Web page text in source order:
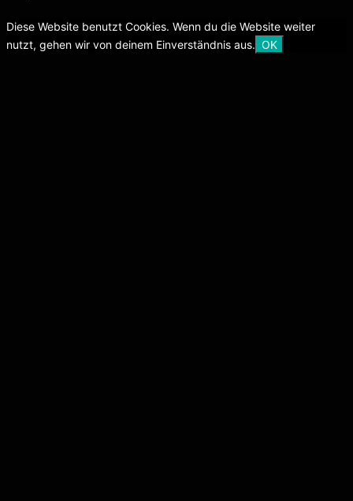
Diese Website benutzt Cookies. Wenn du die Website weiter
nutzt, gehen wir von deinem Einverständnis aus. OK